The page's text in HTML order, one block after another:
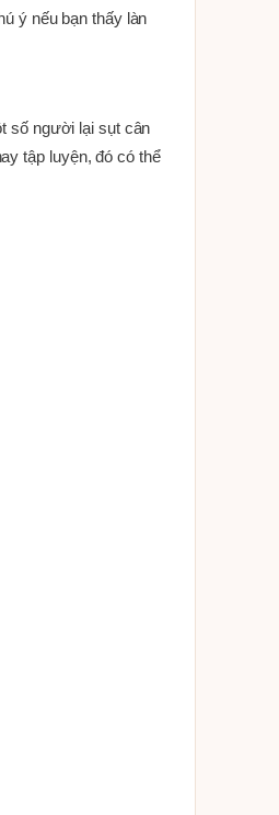
ý nếu bạn thấy làn
số người lại sụt cân
tập luyện, đó có thể